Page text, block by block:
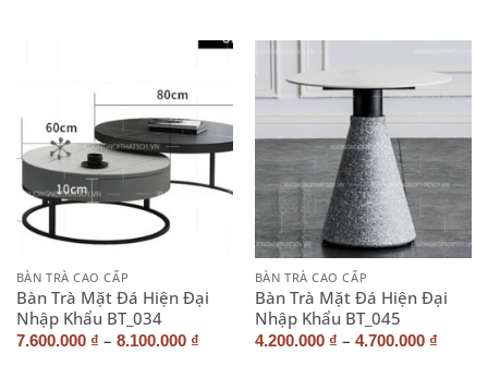
BÀN TRÀ CAO CẤP
Bàn Trà Mặt Đá Hiện Đại
Nhập Khẩu BT_034
7.600.000 ₫ – 8.100.000 ₫
BÀN TRÀ CAO CẤP
Bàn Trà Mặt Đá Hiện Đại
Nhập Khẩu BT_045
4.200.000 ₫ – 4.700.000 ₫